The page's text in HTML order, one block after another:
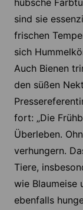
hübsche
sind sie
frischen
sich
Auch Bienen
den süßen
fort: „Die
Überleben.
verhungern.
Tiere,
wie Blaumeise
ebenfalls